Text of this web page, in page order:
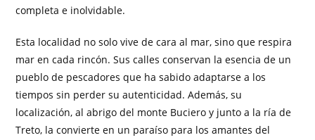
completa e inolvidable.
Esta localidad no solo vive de cara al mar, sino que respira
mar en cada rincón. Sus calles conservan la esencia de un
pueblo de pescadores que ha sabido adaptarse a los
tiempos sin perder su autenticidad. Además, su
localización, al abrigo del monte Buciero y junto a la ría de
Treto, la convierte en un paraíso para los amantes del